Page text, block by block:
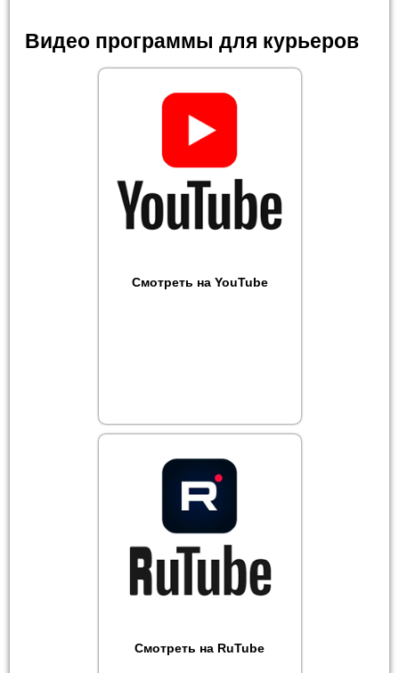
Видео программы для курьеров
Смотреть на YouTube
Смотреть на RuTube